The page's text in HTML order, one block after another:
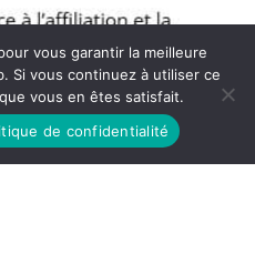
vous garantir la meilleure
Si vous continuez à utiliser ce
vous en êtes satisfait.
de confidentialité